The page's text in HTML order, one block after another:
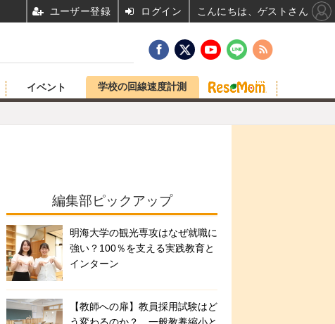
イベント 学校の回線速度計測
編集部ピックアップ
明海大学の観光専攻はなぜ就職に
強い？100％を支える実践教育と
インターン
【教師への扉】教員採用試験はど
ユーザー登録 ログイン こんにちは、ゲストさん